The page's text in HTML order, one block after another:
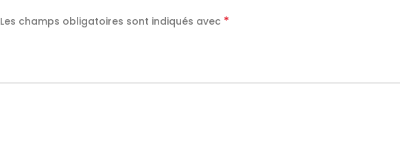
Les champs obligatoires sont indiqués avec *